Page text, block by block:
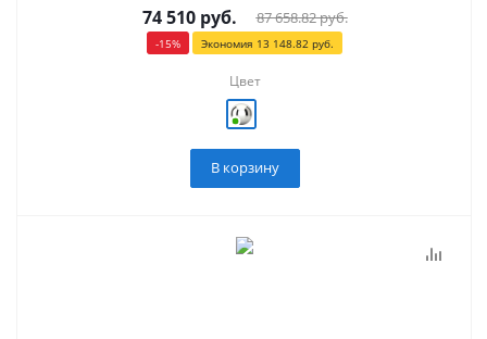
74 510руб. 87 658.82руб.
-15% Экономия 13 148.82 руб.
Цвет
В корзину